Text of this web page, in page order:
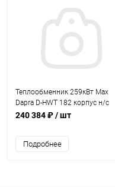
Теплообменник 259кВт Max
Dapra D-HWT 182 корпус н/с
спираль н/с AISI 316 (10 01 31)
240 384 ₽/ шт
Подробнее